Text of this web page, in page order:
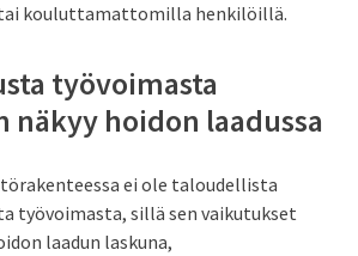
kouluttamattomilla henkilöillä.
työvoimasta
näkyy hoidon laadussa
ei ole taloudellista
työvoimasta, sillä sen vaikutukset
laadun laskuna,